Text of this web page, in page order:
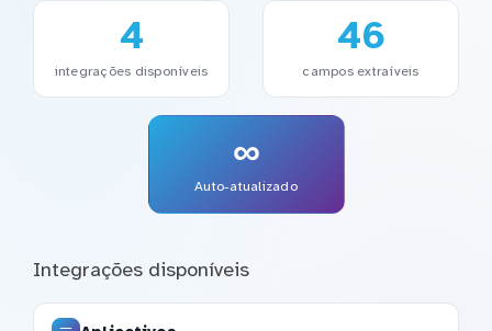
4
integrações disponíveis
46
campos extraíveis
∞
Auto-atualizado
Integrações disponíveis